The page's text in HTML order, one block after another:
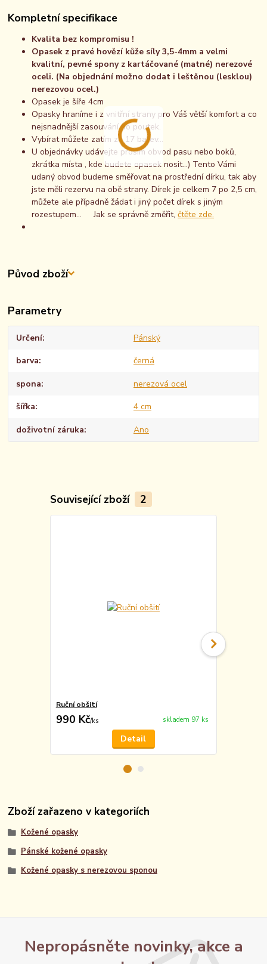
Kompletní specifikace
Kvalita bez kompromisu !
Opasek z pravé hovězí kůže síly 3,5-4mm a velmi
kvalitní, pevné spony z kartáčované (matné) nerezové
oceli. (Na objednání možno dodat i leštěnou (lesklou)
nerezovou ocel.)
Opasek je šíře 4cm
Opasky hraníme i z vnitřní strany pro Váš větší komfort a co
nejsnadnější zasouvání do poutek.
Vybírat můžete zatím ze 17 barev...
U objednávky udávejte prosím obvod pasu nebo boků,
zkrátka místa , kde budete opasek nosit...) Tento Vámi
udaný obvod budeme směřovat na prostřední dírku, tak aby
jste měli rezervu na obě strany. Dírek je celkem 7 po 2,5 cm,
můžete ale případně žádat i jiný počet dírek s jiným
rozestupem... Jak se správně změřit,čtěte zde.
Původ zboží
Parametry
Určení Pánský
barva černá
spona nerezová ocel
šířka 4 cm
doživotní záruka Ano
Související zboží 2
Ruční obšití
990 Kč/ks skladem 97 ks
Detail
Zboží zařazeno v kategoriích
Kožené opasky
Pánské kožené opasky
Kožené opasky s nerezovou sponou
Nepropásněte novinky, akce a